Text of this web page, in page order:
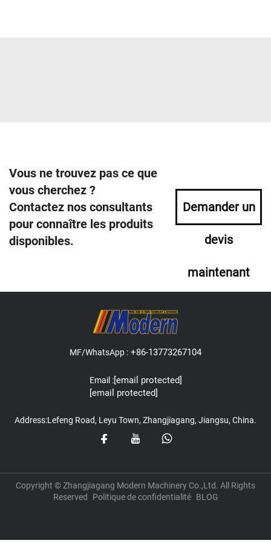
Vous ne trouvez pas ce que
vous cherchez ?
Contactez nos consultants
pour connaître les produits
disponibles.
Demander un
devis
maintenant
MF/WhatsApp : +86-13773267104
Email :[email protected]
[email protected]
Address:Lefeng Road, Leyu Town, Zhangjiagang, Jiangsu, China.
Copyright © Zhangjiagang Modern Machinery Co.,Ltd. All Rights
Reserved
Politique de confidentialité BLOG